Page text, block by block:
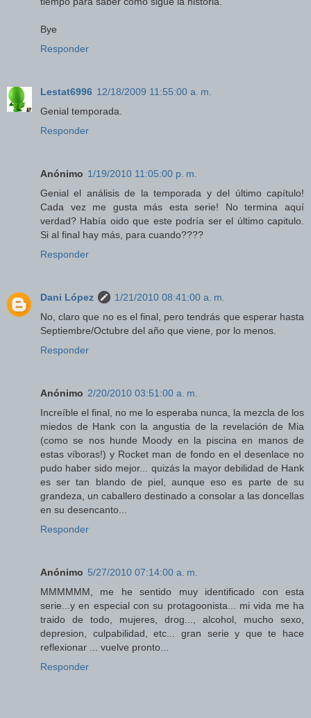
Bye
Responder
Lestat6996 12/18/2009 11:55:00 a. m.
Genial temporada.
Responder
Anónimo 1/19/2010 11:05:00 p. m.
Genial el análisis de la temporada y del último capítulo!
Cada vez me gusta más esta serie! No termina aquí
verdad? Había oido que este podría ser el último capitulo.
Si al final hay más, para cuando????
Responder
Dani López
1/21/2010 08:41:00 a. m.
No, claro que no es el final, pero tendrás que esperar hasta
Septiembre/Octubre del año que viene, por lo menos.
Responder
Anónimo 2/20/2010 03:51:00 a. m.
Increíble el final, no me lo esperaba nunca, la mezcla de los
miedos de Hank con la angustia de la revelación de Mia
(como se nos hunde Moody en la piscina en manos de
estas víboras!) y Rocket man de fondo en el desenlace no
pudo haber sido mejor... quizás la mayor debilidad de Hank
es ser tan blando de piel, aunque eso es parte de su
grandeza, un caballero destinado a consolar a las doncellas
en su desencanto...
Responder
Anónimo 5/27/2010 07:14:00 a. m.
MMMMMM, me he sentido muy identificado con esta
serie...y en especial con su protagoonista... mi vida me ha
traido de todo, mujeres, drog..., alcohol, mucho sexo,
depresion, culpabilidad, etc... gran serie y que te hace
reflexionar ... vuelve pronto...
Responder